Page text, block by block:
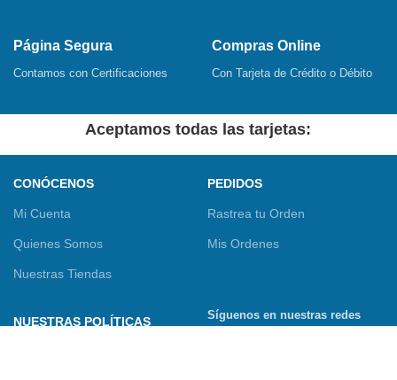
Página Segura
Contamos con Certificaciones
Compras Online
Con Tarjeta de Crédito o Débito
Aceptamos todas las tarjetas:
CONÓCENOS
Mi Cuenta
Quienes Somos
Nuestras Tiendas
PEDIDOS
Rastrea tu Orden
Mis Ordenes
NUESTRAS POLÍTICAS
Síguenos en nuestras redes